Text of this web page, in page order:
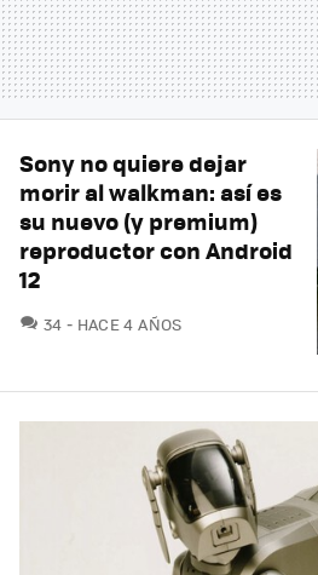
Sony no quiere dejar
morir al walkman: así es
su nuevo (y premium)
reproductor con Android
12
34 COMENTARIOS
HACE 4 AÑOS